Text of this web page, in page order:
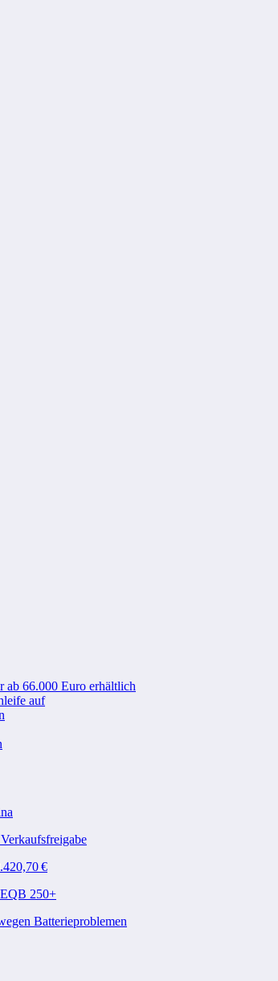
ab 66.000 Euro erhältlich
auf
€
250+
Batterieproblemen